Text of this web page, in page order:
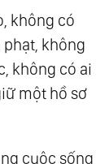
Tâm Thức
Chứ
không có
không
không có ai
một hồ sơ
cuộc sống